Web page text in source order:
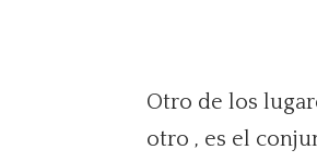
Otro de los
otro, es el